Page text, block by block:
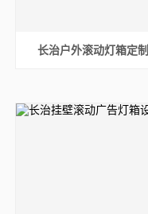
长治户外滚动灯箱定制